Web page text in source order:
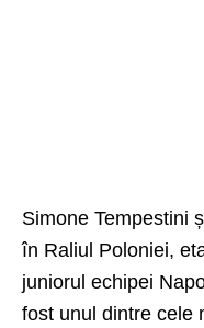
Simone Tempestini
în Raliul Poloniei,
juniorul echipei
fost unul dintre cele